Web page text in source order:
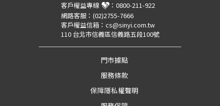
客戶權益專線 ： 0800-211-922
網路客服： (02)2755-7666
客戶權益信箱： cs@sinyi.com.tw
110 台北市信義區信義路五段100號
門市據點
服務條款
保障隱私權聲明